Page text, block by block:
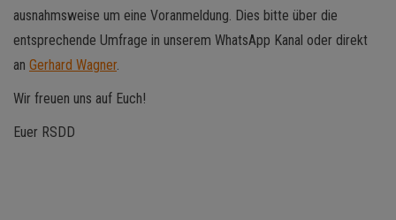
ausnahmsweise um eine Voranmeldung. Dies bitte über die
entsprechende Umfrage in unserem WhatsApp Kanal oder direkt
an Gerhard Wagner.
Wir freuen uns auf Euch!
Euer RSDD